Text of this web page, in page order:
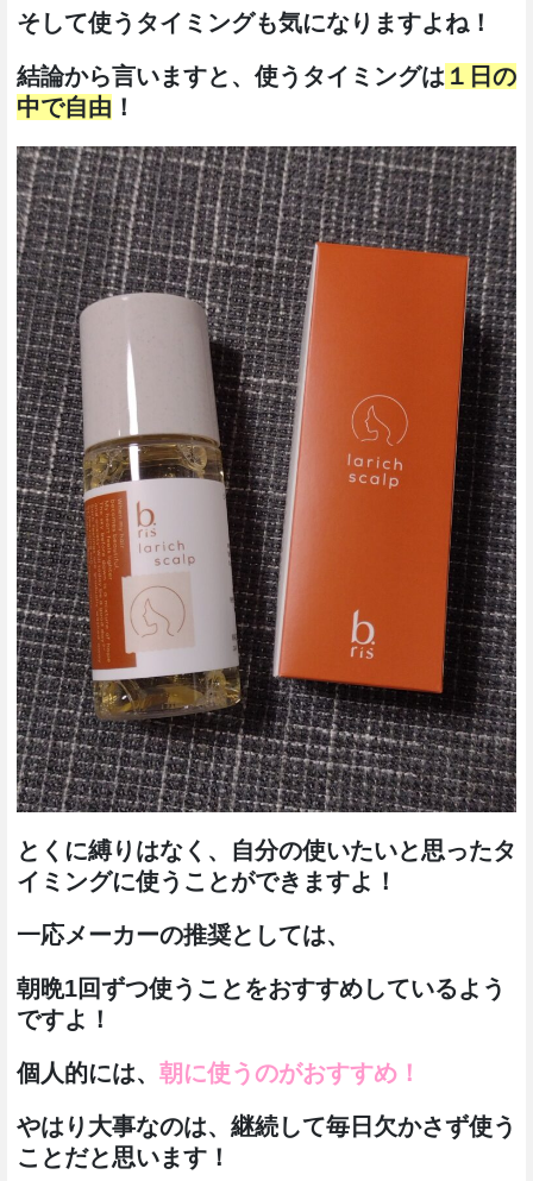
そして使うタイミングも気になりますよね！
結論から言いますと、使うタイミングは １日の
中で自由 ！
とくに縛りはなく、自分の使いたいと思ったタ
イミングに使うことができますよ！
一応メーカーの推奨としては、
朝晩1回ずつ使うことをおすすめしているよう
ですよ！
個人的には、 朝に使うのがおすすめ！
やはり大事なのは、継続して毎日欠かさず使う
ことだと思います！